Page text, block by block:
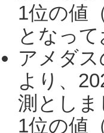
1位の値
となっ
アメダ
より、
測としま
1位の値